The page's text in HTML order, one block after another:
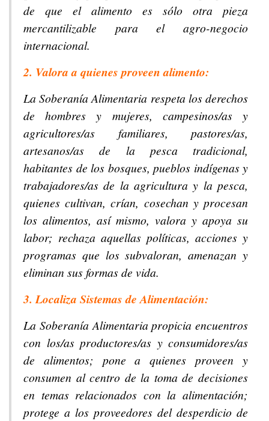
de que el alimento es sólo otra pieza
mercantilizable para el agro-negocio
internacional.
2. Valora a quienes proveen alimento:
La Soberanía Alimentaria respeta los derechos
de hombres y mujeres, campesinos/as y
agricultores/as familiares, pastores/as,
artesanos/as de la pesca tradicional,
habitantes de los bosques, pueblos indígenas y
trabajadores/as de la agricultura y la pesca,
quienes cultivan, crían, cosechan y procesan
los alimentos, así mismo, valora y apoya su
labor; rechaza aquellas políticas, acciones y
programas que los subvaloran, amenazan y
eliminan sus formas de vida.
3. Localiza Sistemas de Alimentación:
La Soberanía Alimentaria propicia encuentros
con los/as productores/as y consumidores/as
de alimentos; pone a quienes proveen y
consumen al centro de la toma de decisiones
en temas relacionados con la alimentación;
protege a los proveedores del desperdicio de